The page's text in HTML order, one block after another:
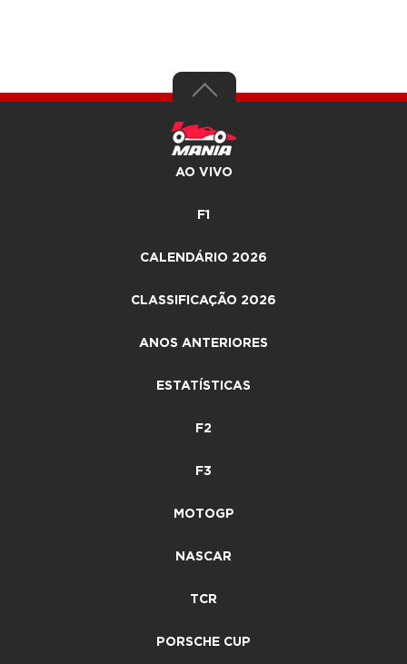
AO VIVO
F1
CALENDÁRIO 2026
CLASSIFICAÇÃO 2026
ANOS ANTERIORES
ESTATÍSTICAS
F2
F3
MOTOGP
NASCAR
TCR
PORSCHE CUP